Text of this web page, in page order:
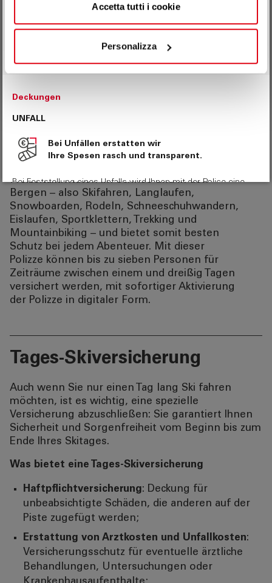
Accetta tutti i cookie
Personalizza
verpflichtend. Sie umfasst eine Unfall- und eine
Haftpflichtversicherung.
Die Entschädigung im Schadensfall wird gemäß
den Tabellen berechnet, die den
Informationsunterlagen beigefügt sind. Die
Kosten für nicht in Anspruch genommene
Leistungen, wie Skipass, Skiunterricht,
auch die Such- und Bergrettungskosten ab.
Freizeitaktivitäten im Schnee und in den
Bergen – also Skifahren, Langlaufen,
Snowboarden, Rodeln, Schneeschuhwandern,
Eislaufen, Sportklettern, Trekking und
Mountainbiking – und bietet somit besten
Schutz bei jedem Abenteuer. Mit dieser
Polizze können bis zu sieben Personen für
Zeiträume zwischen einem und dreißig Tagen
versichert werden, mit sofortiger Aktivierung
der Polizze in digitaler Form.
Tages-Skiversicherung
Auch wenn Sie nur einen Tag lang Ski fahren
möchten, ist es wichtig, eine spezielle
Versicherung abzuschließen: Sie garantiert Ihnen
Sicherheit und Sorgenfreiheit vom Beginn bis zum
Ende Ihres Skitages.
Was bietet eine Tages-Skiversicherung
Haftpflichtversicherung: Deckung für
unbeabsichtigte Schäden, die anderen auf der
Piste zugefügt werden;
Erstattung von Arztkosten und Unfallkosten:
Versicherungsschutz für eventuelle ärztliche
Behandlungen, Untersuchungen oder